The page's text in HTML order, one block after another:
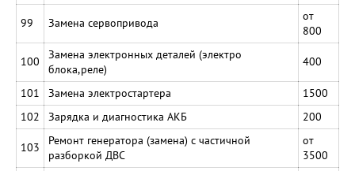
99 Замена сервопривода
от
800
100
Замена электронных деталей (электро
блока,реле)
400
101 Замена электростартера
1500
102
Зарядка и диагностика АКБ 200
103
Ремонт генератора (замена) с частичной
разборкой ДВС
от
3500